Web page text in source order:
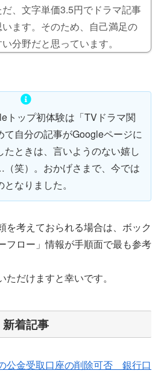
、文字単価3.5円でドラマ記事
ます。そのため、自己満足の
分野だと思っています。
トップ初体験は「TVドラマ関
て自分の記事がGoogleページに
ときは、言いようのない嬉し
笑）。おかげさまで、今では
なりました。
を考えておられる場合は、ボック
フロー」情報が手順面で最も参考
だけますと幸いです。
新着記事